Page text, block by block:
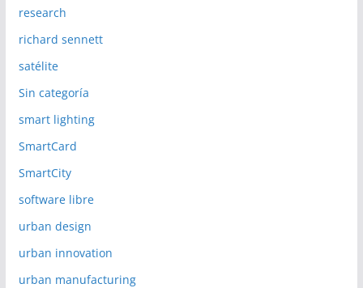
research
richard sennett
satélite
Sin categoría
smart lighting
SmartCard
SmartCity
software libre
urban design
urban innovation
urban manufacturing